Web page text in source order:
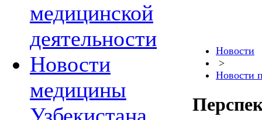
медицинской
деятельности
Новости
медицины
Новости
>
Новости